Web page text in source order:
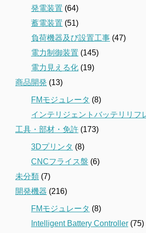
発電装置 (64)
蓄電装置 (51)
負荷機器及び設置工事 (47)
電力制御装置 (145)
電力見える化 (19)
商品開発 (13)
FMモジュレータ (8)
インテリジェントバッテリリフ
工具・部材・免許 (173)
3Dプリンタ (8)
CNCフライス盤 (6)
未分類 (7)
開発機器 (216)
FMモジュレータ (8)
Intelligent Battery Controller (75)